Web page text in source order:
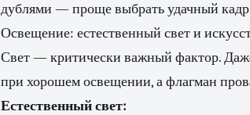
дублями — проще выбрать удачный
Освещение: естественный свет и
Свет — критически важный фактор.
при хорошем освещении, а флагман
Естественный свет: